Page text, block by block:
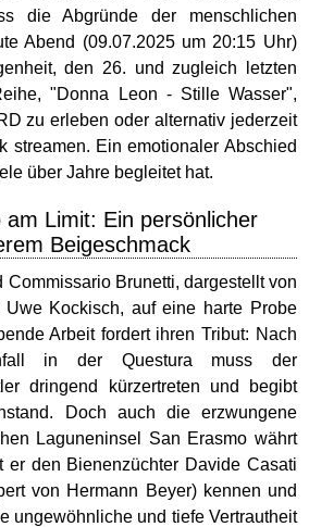
die Abgründe der menschlichen
Abend (09.07.2025 um 20:15 Uhr)
den 26. und zugleich letzten
"Donna Leon - Stille Wasser",
zu erleben oder alternativ jederzeit
streamen. Ein emotionaler Abschied
über Jahre begleitet hat.
am Limit: Ein persönlicher
Beigeschmack
Commissario Brunetti, dargestellt von
Kockisch, auf eine harte Probe
Arbeit fordert ihren Tribut: Nach
in der Questura muss der
dringend kürzertreten und begibt
Doch auch die erzwungene
Laguneninsel San Erasmo währt
er den Bienenzüchter Davide Casati
von Hermann Beyer) kennen und
ungewöhnliche und tiefe Vertrautheit